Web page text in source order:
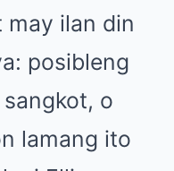
ilan din
posibleng
o
lamang ito